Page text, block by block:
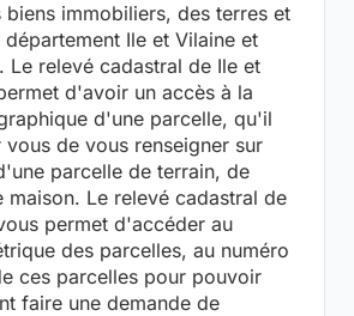
immobiliers, des terres et
Ile et Vilaine et
Le relevé cadastral de Ile et
d'avoir un accès à la
d'une parcelle, qu'il
de vous renseigner sur
parcelle de terrain, de
maison. Le relevé cadastral de
permet d'accéder au
des parcelles, au numéro
ces parcelles pour pouvoir
faire une demande de